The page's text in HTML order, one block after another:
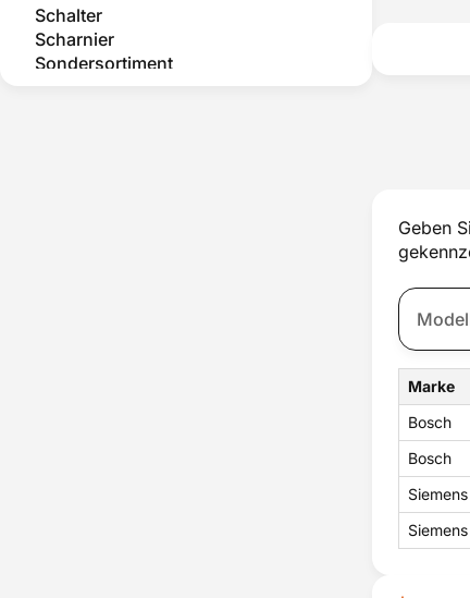
Schalter
Scharnier
Sondersortiment
Geben
Marke
Bosch
Bosch
Siemens
Siemens